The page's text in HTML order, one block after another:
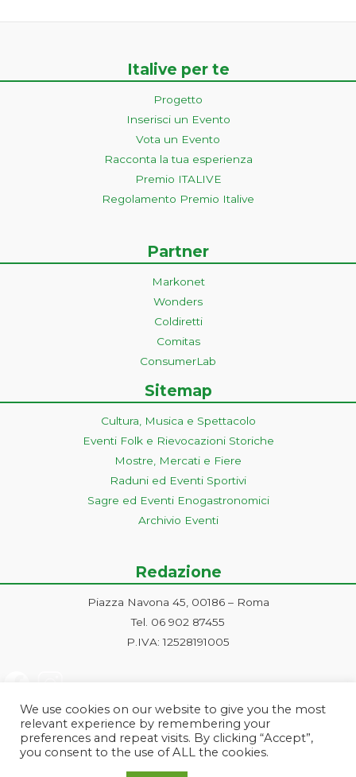
Italive per te
Progetto
Inserisci un Evento
Vota un Evento
Racconta la tua esperienza
Premio ITALIVE
Regolamento Premio Italive
Partner
Markonet
Wonders
Coldiretti
Comitas
ConsumerLab
Sitemap
Cultura, Musica e Spettacolo
Eventi Folk e Rievocazioni Storiche
Mostre, Mercati e Fiere
Raduni ed Eventi Sportivi
Sagre ed Eventi Enogastronomici
Archivio Eventi
Redazione
Piazza Navona 45, 00186 – Roma
Tel. 06 902 87455
P.IVA: 12528191005
We use cookies on our website to give you the most
relevant experience by remembering your
preferences and repeat visits. By clicking “Accept”,
you consent to the use of ALL the cookies.